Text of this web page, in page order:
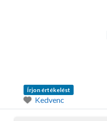
Írjon értékelést
Kedvenc